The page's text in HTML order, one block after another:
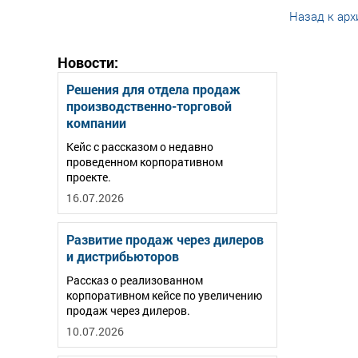
Новости:
Решения для отдела продаж
производственно-торговой
компании
Кейс с рассказом о недавно
проведенном корпоративном
проекте.
16.07.2026
Развитие продаж через дилеров
и дистрибьюторов
Рассказ о реализованном
корпоративном кейсе по увеличению
продаж через дилеров.
10.07.2026
Назад к